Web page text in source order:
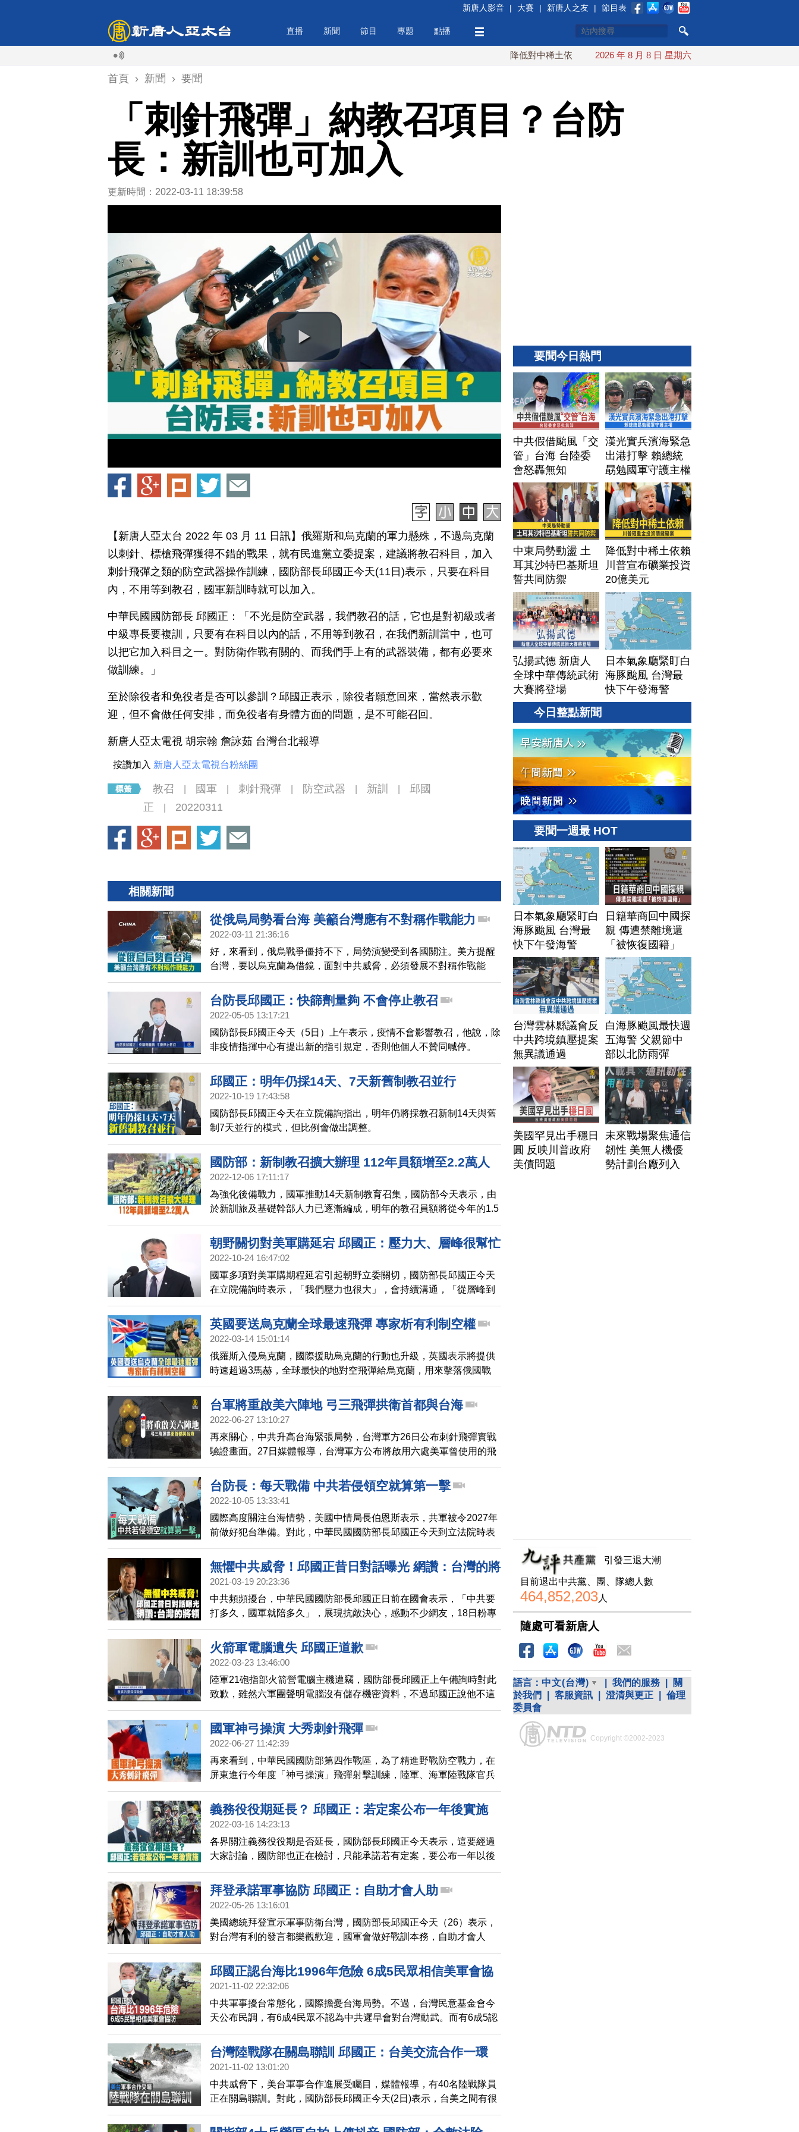
新唐人影音 | 大賽 | 新唐人之友 | 節目表
直播 新聞 節目 專題 點播
降低對中稀土依賴 川普宣布礦業投資20億美元 中東局勢動盪 土耳其沙特巴
2026 年 8 月 8 日 星期六
首頁 › 新聞 › 要聞
「刺針飛彈」納教召項目？台防
長：新訓也可加入
更新時間：2022-03-11 18:39:58
【新唐人亞太台 2022 年 03 月 11 日訊】俄羅斯和烏克蘭的軍力懸殊，不過烏克蘭
以刺針、標槍飛彈獲得不錯的戰果，就有民進黨立委提案，建議將教召科目，加入
刺針飛彈之類的防空武器操作訓練，國防部長邱國正今天(11日)表示，只要在科目
內，不用等到教召，國軍新訓時就可以加入。
中華民國國防部長 邱國正：「不光是防空武器，我們教召的話，它也是對初級或者
中級專長要複訓，只要有在科目以內的話，不用等到教召，在我們新訓當中，也可
以把它加入科目之一。對防衛作戰有關的、而我們手上有的武器裝備，都有必要來
做訓練。」
至於除役者和免役者是否可以參訓？邱國正表示，除役者願意回來，當然表示歡
迎，但不會做任何安排，而免役者有身體方面的問題，是不可能召回。
新唐人亞太電視 胡宗翰 詹詠茹 台灣台北報導
按讚加入 新唐人亞太電視台粉絲團
教召 國軍 刺針飛彈 防空武器 新訓
邱國
正
20220311
相關新聞
從俄烏局勢看台海 美籲台灣應有不對稱作戰能力
2022-03-11 21:36:16
好，來看到，俄烏戰爭僵持不下，局勢演變受到各國關注。美方提醒
台灣，要以烏克蘭為借鏡，面對中共威脅，必須發展不對稱作戰能
力，並讓人民做好作戰準備。對於美方的表態，中華民國國防部長邱
國正表示，做好準備是國軍一向的態度跟立場。而學者則提醒政府，
應注意離島前哨角色的重要性，並思考改變教戰守則。
台防長邱國正：快篩劑量夠 不會停止教召
2022-05-05 13:17:21
國防部長邱國正今天（5日）上午表示，疫情不會影響教召，他說，除
非疫情指揮中心有提出新的指引規定，否則他個人不贊同喊停。
邱國正：明年仍採14天、7天新舊制教召並行
2022-10-19 17:43:58
國防部長邱國正今天在立院備詢指出，明年仍將採教召新制14天與舊
制7天並行的模式，但比例會做出調整。
國防部：新制教召擴大辦理 112年員額增至2.2萬人
2022-12-06 17:11:17
為強化後備戰力，國軍推動14天新制教育召集，國防部今天表示，由
於新訓旅及基礎幹部人力已逐漸編成，明年的教召員額將從今年的1.5
萬人增加至2.2萬人；另外，無論新舊制，均改制戰術位置實施訓練。
朝野關切對美軍購延宕 邱國正：壓力大、層峰很幫忙
2022-10-24 16:47:02
國軍多項對美軍購期程延宕引起朝野立委關切，國防部長邱國正今天
在立院備詢時表示，「我們壓力也很大」，會持續溝通，「從層峰到
國安部門，都在幫忙推動」。
英國要送烏克蘭全球最速飛彈 專家析有利制空權
2022-03-14 15:01:14
俄羅斯入侵烏克蘭，國際援助烏克蘭的行動也升級，英國表示將提供
時速超過3馬赫，全球最快的地對空飛彈給烏克蘭，用來擊落俄國戰
機。專家分析，這款飛彈的射程與速度更佳，加上英國自產的飛彈，
在數量上可以增強，都有助於烏克蘭掌握制空權。
台軍將重啟美六陣地 弓三飛彈拱衛首都與台海
2022-06-27 13:10:27
再來關心，中共升高台海緊張局勢，台灣軍方26日公布刺針飛彈實戰
驗證畫面。27日媒體報導，台灣軍方公布將啟用六處美軍曾使用的飛
彈陣地，首都周邊將佈署天弓三型飛彈。
台防長：每天戰備 中共若侵領空就算第一擊
2022-10-05 13:33:41
國際高度關注台海情勢，美國中情局長伯恩斯表示，共軍被令2027年
前做好犯台準備。對此，中華民國國防部長邱國正今天到立法院時表
示，國軍每天做好戰備工作，沒有「2027年、2029」的考量。另外，
邱國正表示，中共已經毀掉中線默契，不過台灣有紅線，現在第一擊
定義已經調整，如果有戰機等航空器實體飛入領空就算是對方的第一
無懼中共威脅！邱國正昔日對話曝光 網讚：台灣的將
領
2021-03-19 20:23:36
中共頻頻擾台，中華民國國防部長邱國正日前在國會表示，「中共要
打多久，國軍就陪多久」，展現抗敵決心，感動不少網友，18日粉專
「國際橋牌社」也分享，邱國正還是陸軍司令時受訪的影片，當時提
到台海危機時，他告訴兒子，「一旦台灣發生戰爭，你只有兩個選
擇」，讓聽懂這句話中話的兒子，當場掉淚。
火箭軍電腦遺失 邱國正道歉
2022-03-23 13:46:00
陸軍21砲指部火箭營電腦主機遭竊，國防部長邱國正上午備詢時對此
致歉，雖然六軍團聲明電腦沒有儲存機密資料，不過邱國正說他不這
麼認為，已要求內部啟動調查，並針對相關人員進行職務調整。
國軍神弓操演 大秀刺針飛彈
2022-06-27 11:42:39
再來看到，中華民國國防部第四作戰區，為了精進野戰防空戰力，在
屏東進行今年度「神弓操演」飛彈射擊訓練，陸軍、海軍陸戰隊官兵
操作搭載刺針飛彈的復仇者飛彈車，以及雙聯裝刺針飛彈系統，在短
短數秒內追瞄、發射並擊落空中靶彈與靶機，展現精準打擊火力，以
及官兵的專業技能與默契。
義務役役期延長？ 邱國正：若定案公布一年後實施
2022-03-16 14:23:13
各界關注義務役役期是否延長，國防部長邱國正今天表示，這要經過
大家討論，國防部也正在檢討，只能承諾若有定案，要公布一年以後
才開始實施。
拜登承諾軍事協防 邱國正：自助才會人助
2022-05-26 13:16:01
美國總統拜登宣示軍事防衛台灣，國防部長邱國正今天（26）表示，
對台灣有利的發言都樂觀歡迎，國軍會做好戰訓本務，自助才會人
助，不會因此高興或依賴。
邱國正認台海比1996年危險 6成5民眾相信美軍會協
防
2021-11-02 22:32:06
中共軍事擾台常態化，國際擔憂台海局勢。不過，台灣民意基金會今
天公布民調，有6成4民眾不認為中共遲早會對台灣動武。而有6成5認
為美國會出兵協防台灣。至於國防部長邱國正在立法院備詢時，認為
當前局勢比96台海危機還要緊張。
台灣陸戰隊在關島聯訓 邱國正：台美交流合作一環
2021-11-02 13:01:20
中共威脅下，美台軍事合作進展受矚目，媒體報導，有40名陸戰隊員
正在關島聯訓。對此，國防部長邱國正今天(2日)表示，台美之間有很
多交流合作，行之有年，這也是當中交流的一環。
要聞今日熱門
中共假借颱風「交
管」台海 台陸委
會怒轟無知
漢光實兵濱海緊急
出港打擊 賴總統
勗勉國軍守護主權
中東局勢動盪 土
耳其沙特巴基斯坦
誓共同防禦
降低對中稀土依賴
川普宣布礦業投資
20億美元
弘揚武德 新唐人
全球中華傳統武術
大賽將登場
日本氣象廳緊盯白
海豚颱風 台灣最
快下午發海警
今日整點新聞
要聞一週最 HOT
日本氣象廳緊盯白
海豚颱風 台灣最
快下午發海警
日籍華商回中國探
親 傳遭禁離境還
「被恢復國籍」
台灣雲林縣議會反
中共跨境鎮壓提案
無異議通過
白海豚颱風最快週
五海警 父親節中
部以北防雨彈
美國罕見出手穩日
圓 反映川普政府
美債問題
未來戰場聚焦通信
韌性 美無人機優
勢計劃台廠列入
引發三退大潮
目前退出中共黨、團、隊總人數
464,852,203人
隨處可看新唐人
語言： 中文(台灣) 我們的服務
關
於我們
客服資訊 澄清與更正
倫理
委員會
Copyright ©2002-2023